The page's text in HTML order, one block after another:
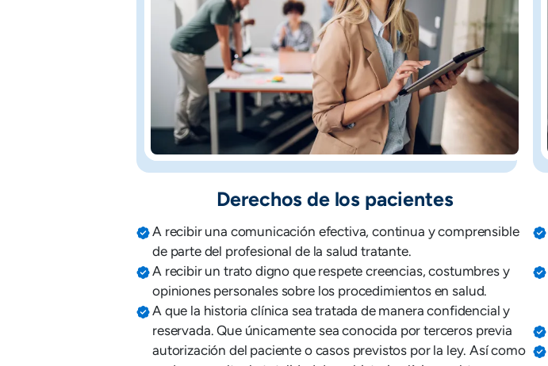
Derechos de los pacientes
A recibir una comunicación efectiva, continua y comprensible
de parte del profesional de la salud tratante.
A recibir un trato digno que respete creencias, costumbres y
opiniones personales sobre los procedimientos en salud.
A que la historia clínica sea tratada de manera confidencial y
reservada. Que únicamente sea conocida por terceros previa
autorización del paciente o casos previstos por la ley. Así como